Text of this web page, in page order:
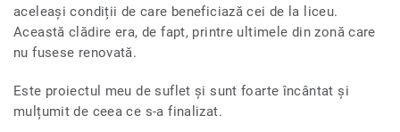
aceleași condiții de care beneficiază cei de la liceu.
Această clădire era, de fapt, printre ultimele din zonă care
nu fusese renovată.
Este proiectul meu de suflet și sunt foarte încântat și
mulțumit de ceea ce s-a finalizat.